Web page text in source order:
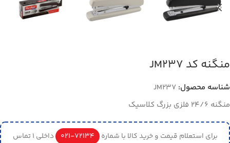
منگنه کد JM237
شناسه محصول: JM237
منگنه 24/6 فلزی بزرگ کلاسیک
برای استعلام قیمت و خرید کالا با شماره 72134-021
داخلی 1 تماس